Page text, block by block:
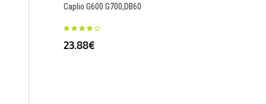
Caplio G600 G700,DB60
23.88€